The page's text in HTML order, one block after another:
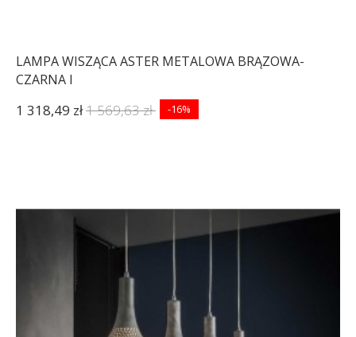
LAMPA WISZĄCA ASTER METALOWA BRĄZOWA-
CZARNA I
1 318,49 zł1 569,63 zł -16%